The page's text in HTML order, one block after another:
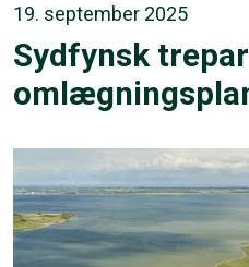
19. september 2025
Sydfynsk